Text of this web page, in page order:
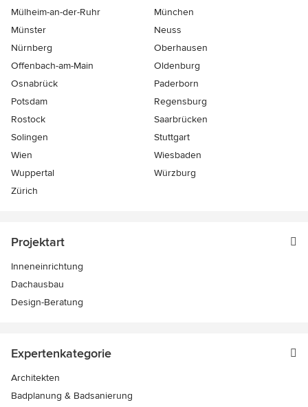
Mülheim-an-der-Ruhr
München
Münster
Neuss
Nürnberg
Oberhausen
Offenbach-am-Main
Oldenburg
Osnabrück
Paderborn
Potsdam
Regensburg
Rostock
Saarbrücken
Solingen
Stuttgart
Wien
Wiesbaden
Wuppertal
Würzburg
Zürich
Projektart
Inneneinrichtung
Dachausbau
Design-Beratung
Expertenkategorie
Architekten
Badplanung & Badsanierung